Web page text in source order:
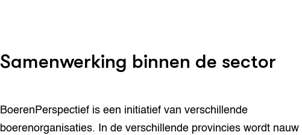
Samenwerking binnen de sector
BoerenPerspectief is een initiatief van verschillende
boerenorganisaties. In de verschillende provincies wordt nauw